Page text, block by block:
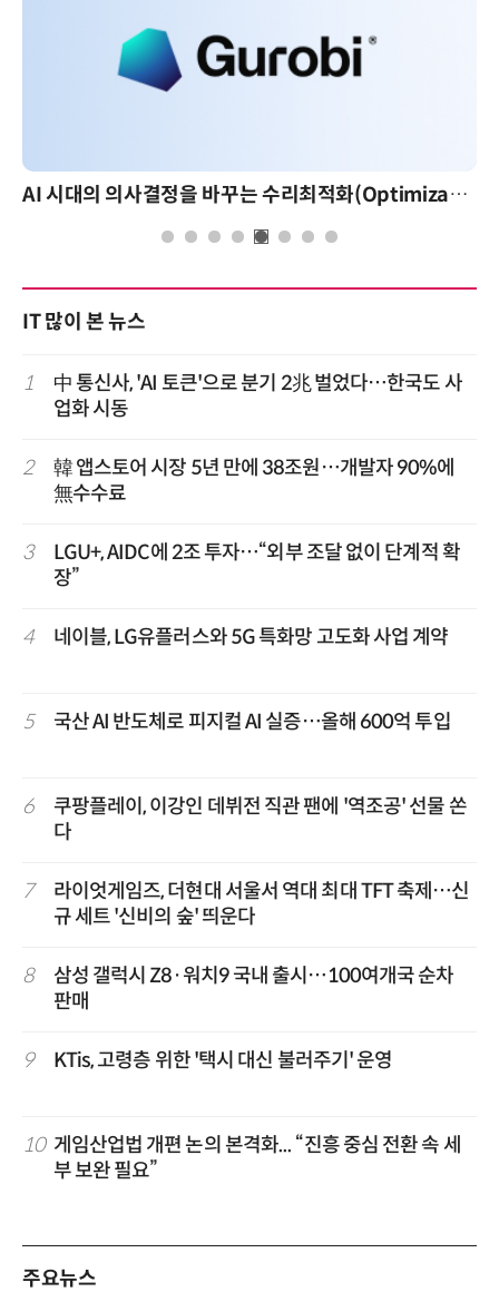
AI 시대의 의사결정을 바꾸는 수리최적화(Optimization): 실제 산업 적용 사례와 활용 전략 AI 핀옵스 실전 세미나: 폭증하는
IT 많이 본 뉴스
1
中 통신사, 'AI 토큰'으로 분기 2兆 벌었다…한국도 사
업화 시동
2
韓 앱스토어 시장 5년 만에 38조원…개발자 90%에
無수수료
3
LGU+, AIDC에 2조 투자…“외부 조달 없이 단계적 확
장”
4 네이블, LG유플러스와 5G 특화망 고도화 사업 계약
5 국산 AI 반도체로 피지컬 AI 실증…올해 600억 투입
6
쿠팡플레이, 이강인 데뷔전 직관 팬에 '역조공' 선물 쏜
다
7
라이엇게임즈, 더현대 서울서 역대 최대 TFT 축제…신
규 세트 '신비의 숲' 띄운다
8
삼성 갤럭시 Z8·워치9 국내 출시…100여개국 순차
판매
9 KTis, 고령층 위한 '택시 대신 불러주기' 운영
10 게임산업법 개편 논의 본격화... “진흥 중심 전환 속 세
부 보완 필요”
주요뉴스